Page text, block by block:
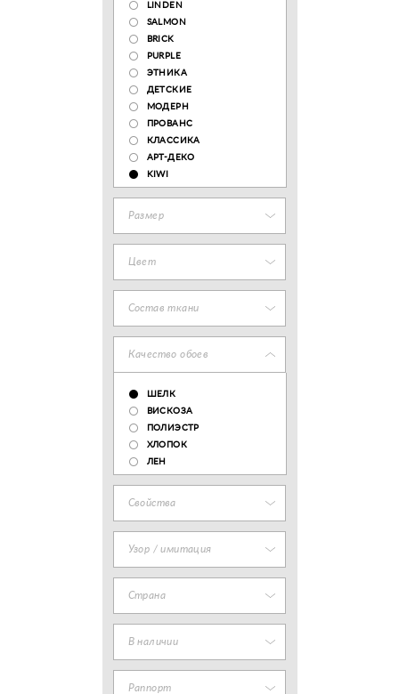
LINDEN
SALMON
BRICK
PURPLE
ЭТНИКА
ДЕТСКИЕ
МОДЕРН
ПРОВАНС
КЛАССИКА
АРТ-ДЕКО
KIWI
Размер
Цвет
Состав ткани
Качество обоев
ШЕЛК
ВИСКОЗА
ПОЛИЭСТР
ХЛОПОК
ЛЕН
Свойства
Узор / имитация
Страна
В наличии
Раппорт